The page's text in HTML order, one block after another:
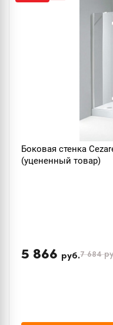
Боковая стенка
(уцененный товар)
5 866 руб.7 684